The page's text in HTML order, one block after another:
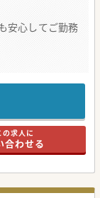
安心してご勤務
療にも力を入れ
ーション・通所
充実も図ってい
で、まずはお気
の求人に
合わせる